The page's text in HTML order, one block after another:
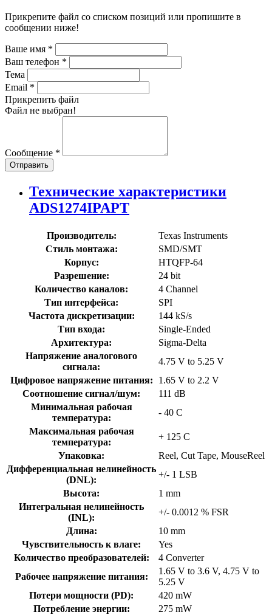
Прикрепите файл со списком позиций или пропишите в
сообщении ниже!
Ваше имя *
Ваш телефон *
Тема
Email *
Прикрепить файл
Файл не выбран!
Сообщение *
Отправить
Технические характеристики
ADS1274IPAPT
Производитель:
Texas Instruments
Стиль монтажа:
SMD/SMT
Корпус:
HTQFP-64
Разрешение:
24 bit
Количество каналов:
4 Channel
Тип интерфейса:
SPI
Частота дискретизации:
144 kS/s
Тип входа:
Single-Ended
Архитектура:
Sigma-Delta
Напряжение аналогового
сигнала:
4.75 V to 5.25 V
Цифровое напряжение питания:
1.65 V to 2.2 V
Соотношение сигнал/шум:
111 dB
Минимальная рабочая
температура:
- 40 C
Максимальная рабочая
температура:
+ 125 C
Упаковка:
Reel, Cut Tape, MouseReel
Дифференциальная нелинейность
(DNL):
+/- 1 LSB
Высота:
1 mm
Интегральная нелинейность
(INL):
+/- 0.0012 % FSR
Длина:
10 mm
Чувствительность к влаге:
Yes
Количество преобразователей:
4 Converter
Рабочее напряжение питания:
1.65 V to 3.6 V, 4.75 V to
5.25 V
Потери мощности (PD):
420 mW
Потребление энергии:
275 mW